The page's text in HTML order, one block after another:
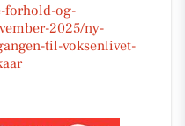
forhold-og-
2025/ny-
til-voksenlivet-